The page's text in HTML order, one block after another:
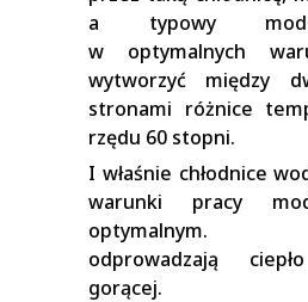
a typowy
w optymalnych
wytworzyć między
stronami różnice
rzędu 60 stopni.
I właśnie chłodnice
warunki pracy
optymalnym.
odprowadzają
gorącej.